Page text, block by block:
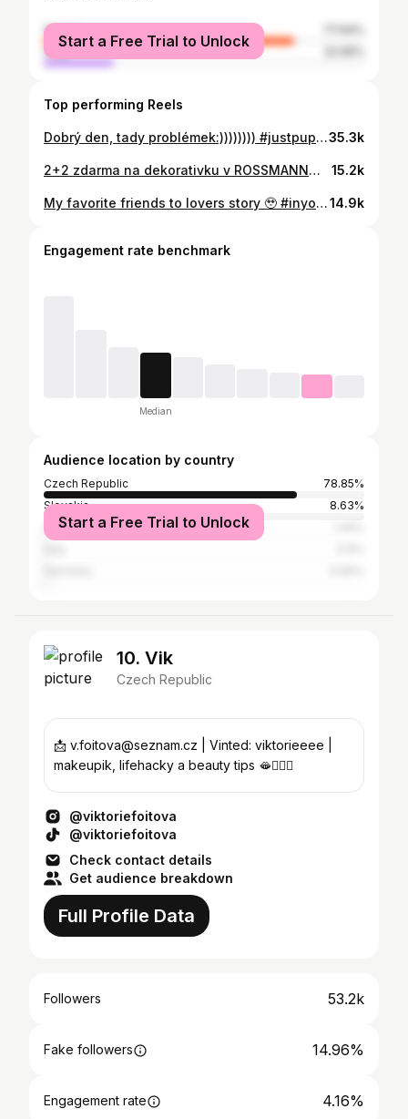
female
male
Start a Free Trial to Unlock
Top performing Reels
Dobrý den, tady problémek:)))))))) #justpuppythings #goldenpuppy #zlatyretrivr #stene #stenecifaze #pes #goldenretriever #dogcz #stenecizivot35.3k
2+2 zdarma na dekorativku v ROSSMANN👯‍♀️✨🛍️ ~ od 11.5. do 17.5. ~ pro členy ROSMANN CLUBu ~ v prodejnách i online ~ produkty lze libovolně kombinovat ~ zdarma jsou dva nejlevnější produkty tak šupkyyyyy! *spolupráce #rossmann #challenge #nakupy 15.2k
My favorite friends to lovers story 🥹 #inyour20s #friendstolovers #couple #bestfriendstolovers14.9k
Engagement rate benchmark
Median
Audience location by country
Czech Republic
78.85%
Slovakia
8.63%
United States
Start a Free Trial to Unlock
10. Vik
Czech Republic
📩 v.foitova@seznam.cz | Vinted: viktorieeee |
makeupik, lifehacky a beauty tips 🫦🙋🏻‍♀️
@viktoriefoitova
@viktoriefoitova
Check contact details
Get audience breakdown
Full Profile Data
Followers 53.2k
Fake followers 14.96%
Engagement rate 4.16%